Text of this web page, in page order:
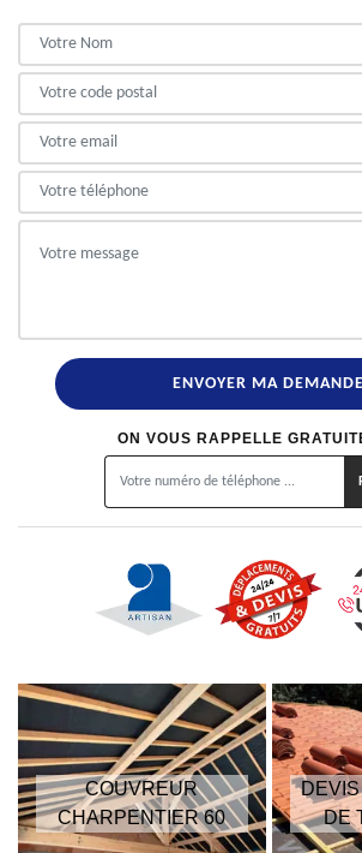
ON VOUS RAPPELLE
COUVREUR
CHARPENTIER 60
DE